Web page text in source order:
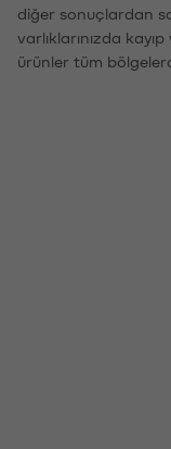
diğer sonuçlardan
varlıklarınızda
ürünler tüm